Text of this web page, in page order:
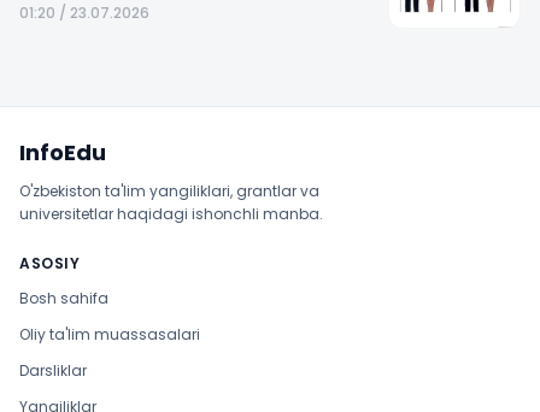
01:20 / 23.07.2026
InfoEdu
O'zbekiston ta'lim yangiliklari, grantlar va
universitetlar haqidagi ishonchli manba.
ASOSIY
Bosh sahifa
Oliy ta'lim muassasalari
Darsliklar
Yangiliklar